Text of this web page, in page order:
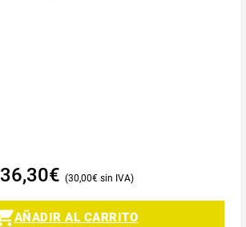
36,30€ 30,00€
AÑADIR AL CARRITO